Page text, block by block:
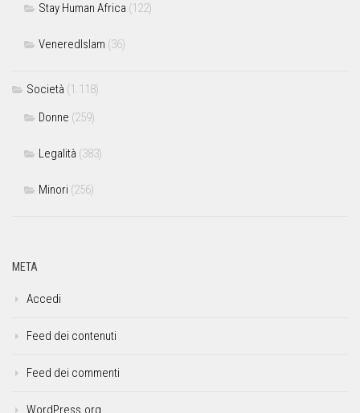
Stay Human Africa (122)
VeneredIslam (36)
Società (1.118)
Donne (259)
Legalità (383)
Minori (256)
META
Accedi
Feed dei contenuti
Feed dei commenti
WordPress.org